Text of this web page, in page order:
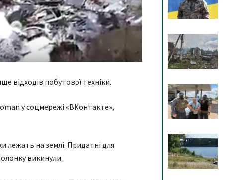
відходів побутової техніки.
у соцмережі «ВКонтакте»,
лежать на землі. Придатні для
викинули.